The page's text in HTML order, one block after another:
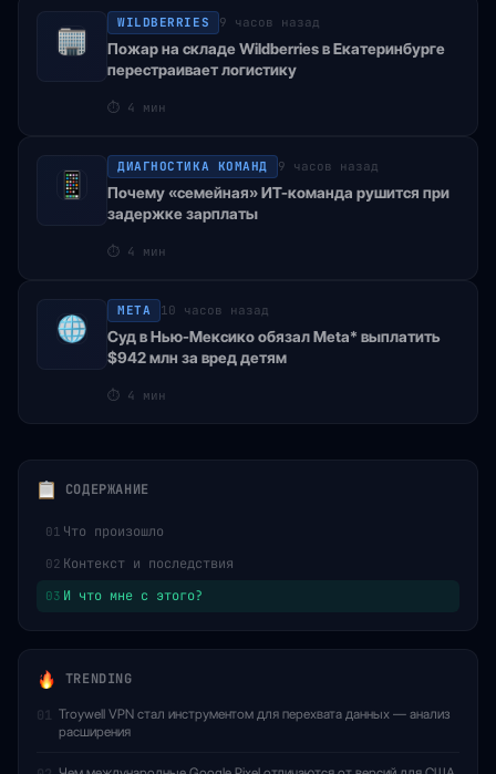
WILDBERRIES 9 часов назад
Пожар на складе Wildberries в Екатеринбурге
перестраивает логистику
⏱ 4 мин
ДИАГНОСТИКА КОМАНД 9 часов назад
Почему «семейная» ИТ-команда рушится при
задержке зарплаты
⏱ 4 мин
META 10 часов назад
Суд в Нью-Мексико обязал Meta* выплатить
$942 млн за вред детям
⏱ 4 мин
СОДЕРЖАНИЕ
01 Что произошло
02 Контекст и последствия
03 И что мне с этого?
TRENDING
01 Troywell VPN стал инструментом для перехвата данных — анализ
расширения